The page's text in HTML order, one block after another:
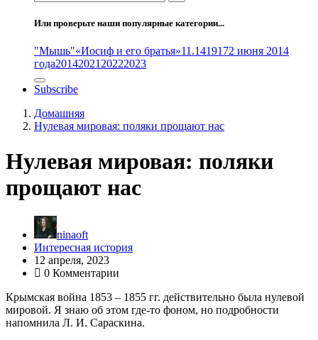
Или проверьте наши популярные категории...
"Мышь"«Иосиф и его братья»11.1419172 июня 2014
года2014202120222023
Subscribe
Домашняя
Нулевая мировая: поляки прощают нас
Нулевая мировая: поляки
прощают нас
ninaoft
Интересная история
12 апреля, 2023
0 Комментарии
Крымская война 1853 – 1855 гг. действительно была нулевой
мировой. Я знаю об этом где-то фоном, но подробности
напомнила Л. И. Сараскина.